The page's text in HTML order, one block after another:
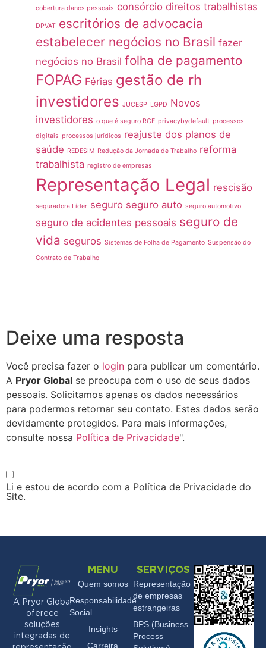
cobertura danos pessoais consórcio direitos trabalhistas
DPVAT escritórios de advocacia
estabelecer negócios no Brasil fazer
negócios no Brasil folha de pagamento
FOPAG Férias gestão de rh
investidores JUCESP LGPD Novos
investidores o que é seguro RCF privacybydefault processos
digitais processos jurídicos reajuste dos planos de
saúde REDESIM Redução da Jornada de Trabalho reforma
trabalhista registro de empresas
Representação Legal rescisão
seguradora Líder seguro seguro auto seguro automotivo
seguro de acidentes pessoais seguro de
vida seguros Sistemas de Folha de Pagamento Suspensão do
Contrato de Trabalho
Deixe uma resposta
Você precisa fazer o login para publicar um comentário.
A Pryor Global se preocupa com o uso de seus dados
pessoais. Solicitamos apenas os dados necessários
para podermos retornar seu contato. Estes dados serão
devidamente protegidos. Para mais informações,
consulte nossa Política de Privacidade".
Li e estou de acordo com a Política de Privacidade do
Site.
A Pryor Global
oferece
soluções
integradas de
MENU
Quem somos
Responsabilidade
Social
Insights
Carreira
SERVIÇOS
Representação
de empresas
estrangeiras
BPS (Business
Process